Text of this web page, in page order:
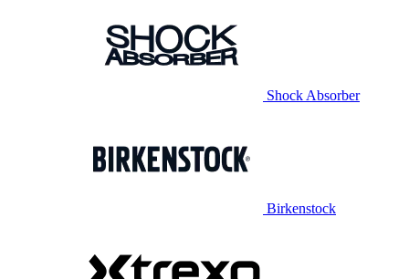
Shock Absorber
Birkenstock